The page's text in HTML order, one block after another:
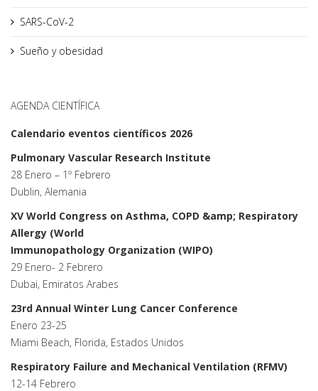
SARS-CoV-2
Sueño y obesidad
AGENDA CIENTÍFICA
Calendario eventos científicos 2026
Pulmonary Vascular Research Institute
28 Enero – 1º Febrero
Dublin, Alemania
XV World Congress on Asthma, COPD &amp; Respiratory
Allergy (World
Immunopathology Organization (WIPO)
29 Enero- 2 Febrero
Dubai, Emiratos Arabes
23rd Annual Winter Lung Cancer Conference
Enero 23-25
Miami Beach, Florida, Estados Unidos
Respiratory Failure and Mechanical Ventilation (RFMV)
12-14 Febrero